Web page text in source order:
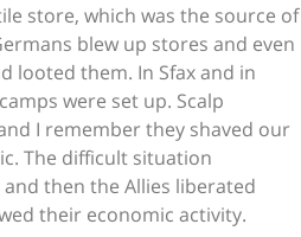
store, which was the source of
blew up stores and even
looted them. In Sfax and in
were set up. Scalp
I remember they shaved our
The difficult situation
then the Allies liberated
their economic activity.